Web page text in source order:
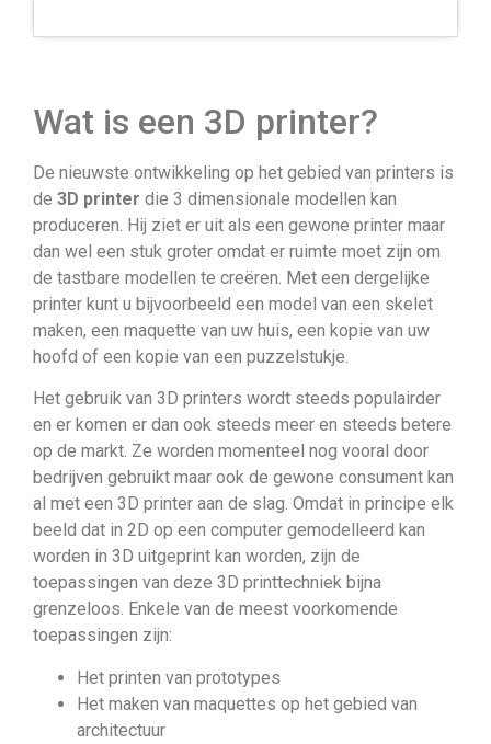
Wat is een 3D printer?
De nieuwste ontwikkeling op het gebied van printers is
de 3D printer die 3 dimensionale modellen kan
produceren. Hij ziet er uit als een gewone printer maar
dan wel een stuk groter omdat er ruimte moet zijn om
de tastbare modellen te creëren. Met een dergelijke
printer kunt u bijvoorbeeld een model van een skelet
maken, een maquette van uw huis, een kopie van uw
hoofd of een kopie van een puzzelstukje.
Het gebruik van 3D printers wordt steeds populairder
en er komen er dan ook steeds meer en steeds betere
op de markt. Ze worden momenteel nog vooral door
bedrijven gebruikt maar ook de gewone consument kan
al met een 3D printer aan de slag. Omdat in principe elk
beeld dat in 2D op een computer gemodelleerd kan
worden in 3D uitgeprint kan worden, zijn de
toepassingen van deze 3D printtechniek bijna
grenzeloos. Enkele van de meest voorkomende
toepassingen zijn:
Het printen van prototypes
Het maken van maquettes op het gebied van
architectuur